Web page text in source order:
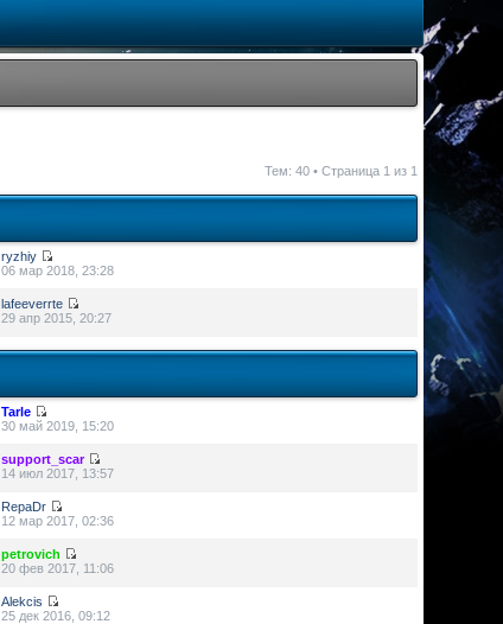
Тем: 40 • Страница 1 из 1
ryzhiy
06 мар 2018, 23:28
lafeeverrte
29 апр 2015, 20:27
Tarle
30 май 2019, 15:20
support_scar
14 июл 2017, 13:57
RepaDr
12 мар 2017, 02:36
petrovich
20 фев 2017, 11:06
Alekcis
25 дек 2016, 09:12